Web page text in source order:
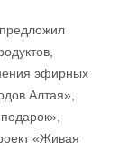
эфирных
Алтая»,
«Живая